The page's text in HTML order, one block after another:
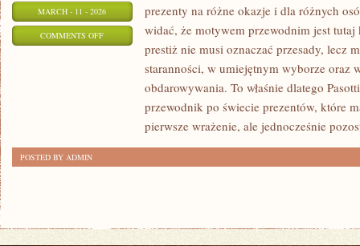
MARCH - 11 - 2026
COMMENTS OFFON
KSIĄŻKOWE
prezenty na różne okazje i dla różnych
widać, że motywem przewodnim jest tutaj
prestiż nie musi oznaczać przesady, lecz
staranności, w umiejętnym wyborze oraz
obdarowywania. To właśnie dlatego
przewodnik po świecie prezentów, które
pierwsze wrażenie, ale jednocześnie
POSTED BY ADMIN